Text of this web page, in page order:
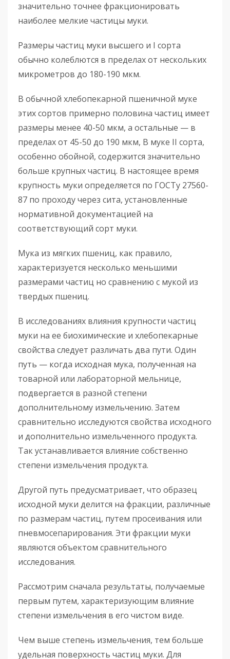
значительно точнее фракционировать
наиболее мелкие частицы муки.
Размеры частиц муки высшего и I сорта
обычно колеблются в пределах от нескольких
микрометров до 180-190 мкм.
В обычной хлебопекарной пшеничной муке
этих сортов примерно половина частиц имеет
размеры менее 40-50 мкм, а остальные — в
пределах от 45-50 до 190 мкм, В муке II сорта,
особенно обойной, содержится значительно
больше крупных частиц. В настоящее время
крупность муки определяется по ГОСТу 27560-
87 по проходу через сита, установленные
нормативной документацией на
соответствующий сорт муки.
Мука из мягких пшениц, как правило,
характеризуется несколько меньшими
размерами частиц но сравнению с мукой из
твердых пшениц.
В исследованиях влияния крупности частиц
муки на ее биохимические и хлебопекарные
свойства следует различать два пути. Один
путь — когда исходная мука, полученная на
товарной или лабораторной мельнице,
подвергается в разной степени
дополнительному измельчению. Затем
сравнительно исследуются свойства исходного
и дополнительно измельченного продукта.
Так устанавливается влияние собственно
степени измельчения продукта.
Другой путь предусматривает, что образец
исходной муки делится на фракции, различные
по размерам частиц, путем просеивания или
пневмосепарирования. Эти фракции муки
являются объектом сравнительного
исследования.
Рассмотрим сначала результаты, получаемые
первым путем, характеризующим влияние
степени измельчения в его чистом виде.
Чем выше степень измельчения, тем больше
удельная поверхность частиц муки. Для